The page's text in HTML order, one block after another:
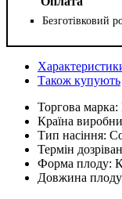
Безготівковий
Також купують
Торгова марка:
Країна
Тип насіння:
Термін
Форма плоду:
Довжина